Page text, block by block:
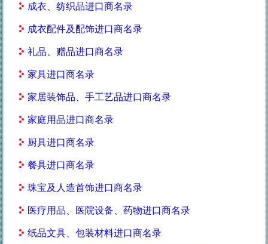
成衣、纺织品进口商名录
成衣配件及配饰进口商名录
礼品、赠品进口商名录
家具进口商名录
家居装饰品、手工艺品进口商名录
家庭用品进口商名录
厨具进口商名录
餐具进口商名录
珠宝及人造首饰进口商名录
医疗用品、医院设备、药物进口商名录
纸品文具、包装材料进口商名录